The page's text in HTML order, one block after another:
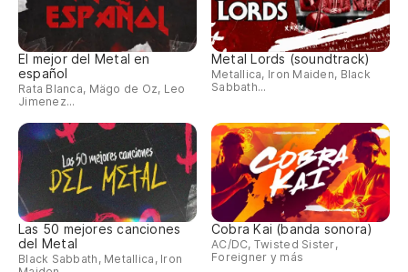
El mejor del Metal en
español
Rata Blanca, Mägo de Oz, Leo
Jimenez...
Metal Lords (soundtrack)
Metallica, Iron Maiden, Black
Sabbath...
Las 50 mejores canciones
del Metal
Black Sabbath, Metallica, Iron
Cobra Kai (banda sonora)
AC/DC, Twisted Sister,
Foreigner y más